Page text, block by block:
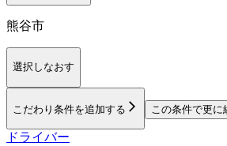
熊谷市
選択しなおす
こだわり条件を追加する この条件で更に
ドライバー